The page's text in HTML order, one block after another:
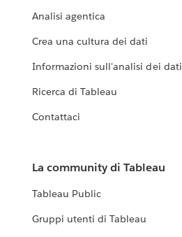
Analisi agentica
Crea una cultura dei dati
Informazioni sull'analisi dei dati
Ricerca di Tableau
Contattaci
La community di Tableau
Tableau Public
Gruppi utenti di Tableau